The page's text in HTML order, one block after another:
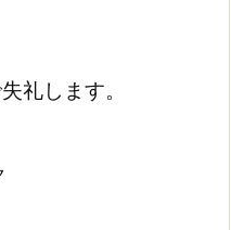
礼します。